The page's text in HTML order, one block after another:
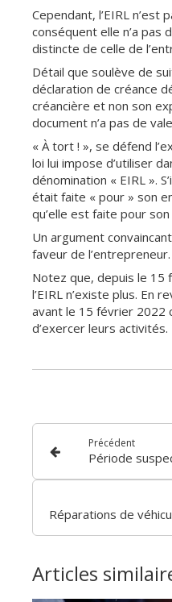
Cependant, l’EIRL n’est
conséquent elle n’a pas
distincte de celle de
Détail que soulève de
déclaration de créance
créancière et non son
document n’a pas de
« À tort ! », se défend
loi lui impose d’utiliser
dénomination « EIRL ».
était faite « pour » son
qu’elle est faite pour
Un argument
faveur de l’entrepreneur.
Notez que, depuis le
l’EIRL n’existe plus. En
avant le 15 février 2022
d’exercer leurs activités.
Précédent
Articles